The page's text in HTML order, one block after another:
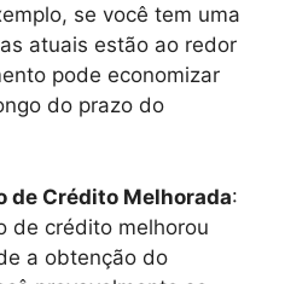
se você tem uma
atuais estão ao redor
pode economizar
do prazo do
de Crédito Melhorada:
de crédito melhorou
a obtenção do